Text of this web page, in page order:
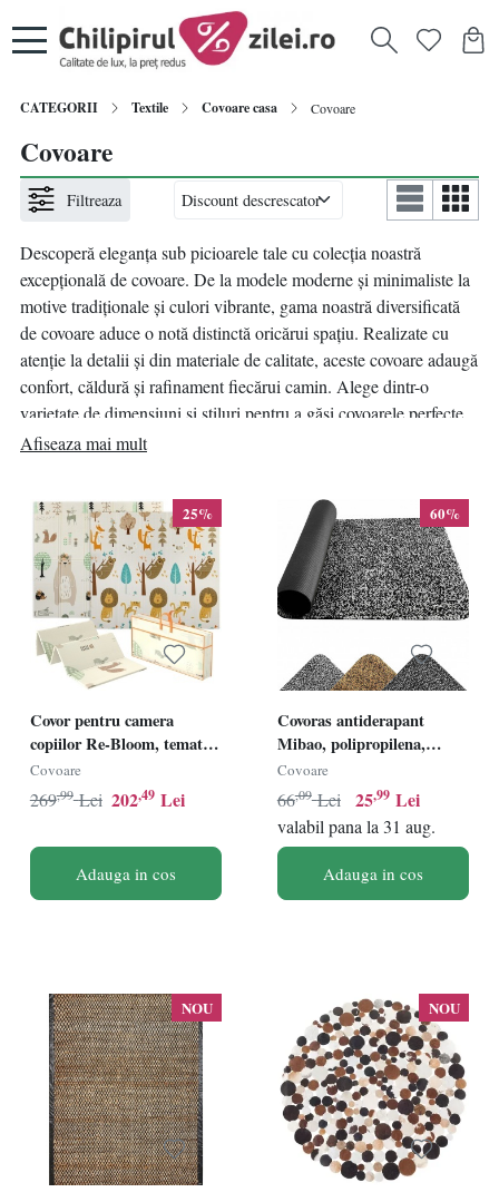
CATEGORII Textile Covoare casa Covoare
Covoare
Filtreaza
Descoperă eleganța sub picioarele tale cu colecția noastră
excepțională de covoare. De la modele moderne și minimaliste la
motive tradiționale și culori vibrante, gama noastră diversificată
de covoare aduce o notă distinctă oricărui spațiu. Realizate cu
atenție la detalii și din materiale de calitate, aceste covoare adaugă
confort, căldură și rafinament fiecărui camin. Alege dintr-o
varietate de dimensiuni și stiluri pentru a găsi covoarele perfecte
care să reflecte personalitatea și gustul tău. Transformă-ți locuința
Afiseaza mai mult
25%
Covor pentru camera
copiilor Re-Bloom, tematica
de padure, XPE,
multicolor, 196 x 176 x 1,5
cm, Resigilat, Grad A
Covoare
202,49 Lei
269,99 Lei
Adauga in cos
60%
Covoras antiderapant
Mibao, polipropilena,
negru/gri deschis, 60 x 90
cm
Covoare
25,99 Lei
66,09 Lei
valabil pana la 31 aug.
Adauga in cos
NOU NOU